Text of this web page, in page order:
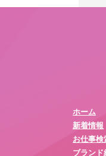
ホーム
新着情報
お仕事検
ブランド